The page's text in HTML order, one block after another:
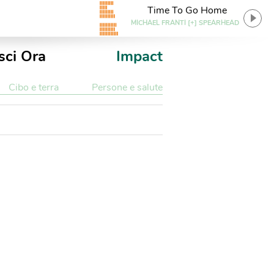
Time To Go Home
MICHAEL FRANTI [+] SPEARHEAD
Ora Impact
Cibo e terra Persone e salute